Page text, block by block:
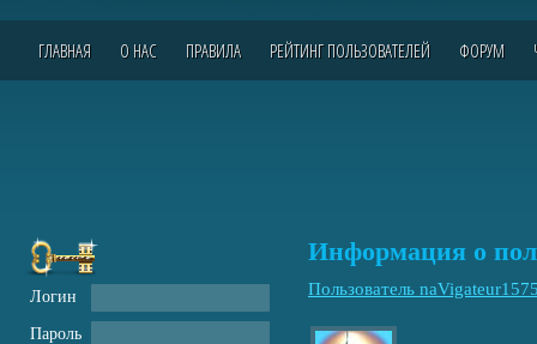
ГЛАВНАЯ О НАС ПРАВИЛА РЕЙТИНГ ПОЛЬЗОВАТЕЛЕЙ ФОРУМ
Информация о
Пользователь
Логин
Пароль